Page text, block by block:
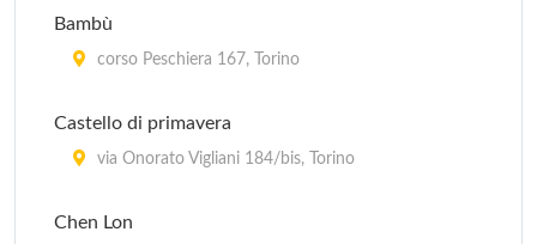
Bambù
corso Peschiera 167, Torino
Castello di primavera
via Onorato Vigliani 184/bis, Torino
Chen Lon